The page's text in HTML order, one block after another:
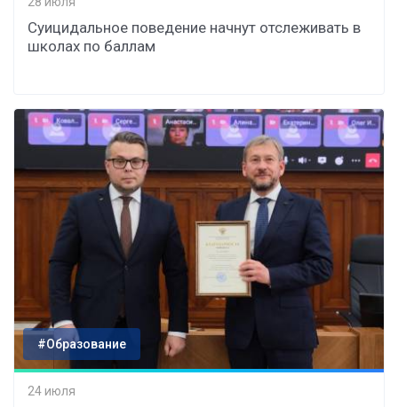
Суицидальное поведение начнут отслеживать в
школах по баллам
#Образование
24 июля